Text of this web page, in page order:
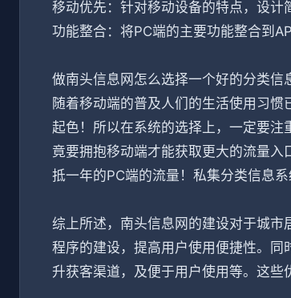
移动优先：针对移动设备的特点，设计
功能整合：将PC端的主要功能整合到
做南头信息网怎么选择一个好的分类信
随着移动端的普及人们的生活使用习
起色！所以在系统的选择上，一定要
竟要拥抱移动端才能获取更大的流量入
抵一年的PC端的流量！私集分类信息
综上所述，南头信息网的建设对于城
程序的建设，提高用户使用便捷性。
升获客渠道，及便于用户使用等。这些